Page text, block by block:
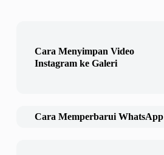
Cara Menyimpan Video
Instagram ke Galeri
Cara Memperbarui WhatsApp